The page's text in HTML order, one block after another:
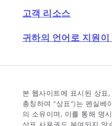
고객 리소스
귀하의 언어로 지원
본 웹사이트에 표시된 상
총칭하여 “상표”)는 펜실베
의 소유이며, 이를 통해 명